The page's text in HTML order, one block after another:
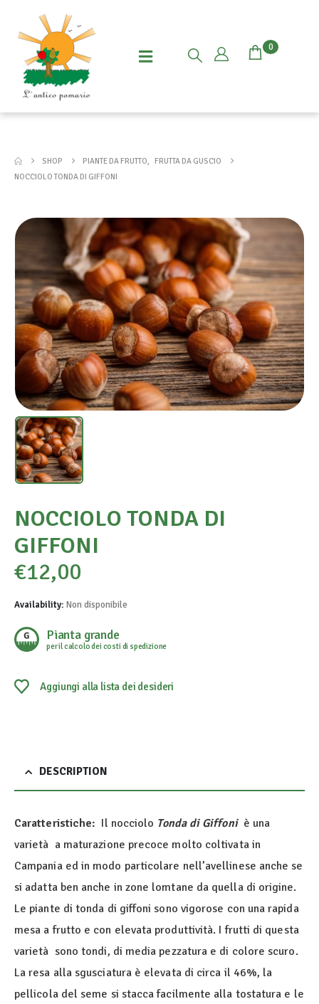
0
SHOP PIANTE DA FRUTTO,
FRUTTA DA GUSCIO
NOCCIOLO TONDA DI GIFFONI
NOCCIOLO TONDA DI
GIFFONI
€12,00
Availability: Non disponibile
Pianta grande
per il calcolo dei costi di spedizione
Aggiungi alla lista dei desideri
DESCRIPTION
Caratteristiche: Il nocciolo Tonda di Giffoniè una
varietà a maturazione precoce molto coltivata in
Campania ed in modo particolare nell’avellinese anche se
si adatta ben anche in zone lomtane da quella di origine.
Le piante di tonda di giffoni sono vigorose con una rapida
mesa a frutto e con elevata produttività. I frutti di questa
varietà sono tondi, di media pezzatura e di colore scuro.
La resa alla sgusciatura è elevata di circa il 46%, la
pellicola del seme si stacca facilmente alla tostatura e le